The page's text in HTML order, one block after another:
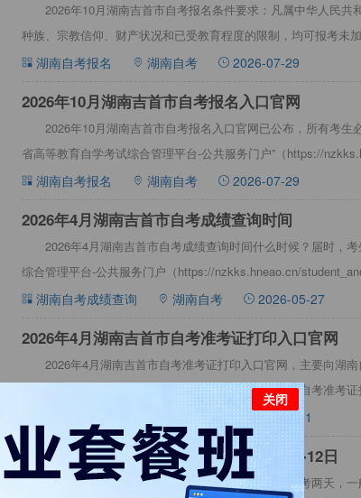
2026年10月湖南吉首市自考报名条件要求：凡属中华人民共
种族、宗教信仰、财产状况和已受教育程度的限制，均可报考未
省不接受不符合条件
湖南自考报名 湖南自考 2026-07-29
2026年10月湖南吉首市自考报名入口官网
2026年10月湖南吉首市自考报名入口官网已公布，所有考生
省高等教育自学考试综合管理平台-公共服务门户”（https://
湖南自考报名 湖南自考 2026-07-29
2026年4月湖南吉首市自考成绩查询时间
2026年4月湖南吉首市自考成绩查询时间什么时候？届时，
综合管理平台-公共服务门户（https://nzkks.hneao.cn/
湖南自考成绩查询 湖南自考 2026-05-27
​2026年4月湖南吉首市自考准考证打印入口官网
2026年4月湖南吉首市自考准考证打印入口官网，主要向湖
准考证打印系统网址内容，包括2026年4月湖南吉首市自考准考
湖南自考 2026-03-11
2026年4月湖南吉首市自考考试时间4月11-12日
2026年4月湖南吉首市自考考试时间4月11-12日，考两天，
关闭